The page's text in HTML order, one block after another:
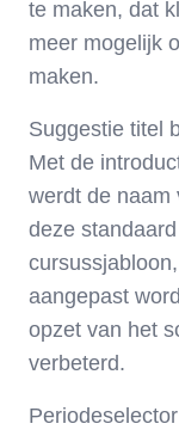
te maken, dat
meer mogelijk
maken.
Suggestie titel
Met de
werdt de naam
deze
aangepast
opzet van het
verbeterd.